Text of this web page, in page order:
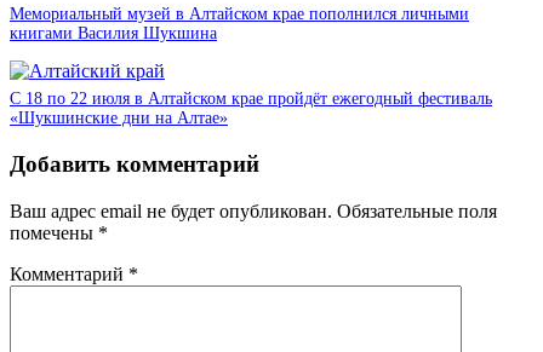
Мемориальный музей в Алтайском крае пополнился личными
книгами Василия Шукшина
С 18 по 22 июля в Алтайском крае пройдёт ежегодный фестиваль
«Шукшинские дни на Алтае»
Добавить комментарий
Ваш адрес email не будет опубликован. Обязательные поля
помечены *
Комментарий *